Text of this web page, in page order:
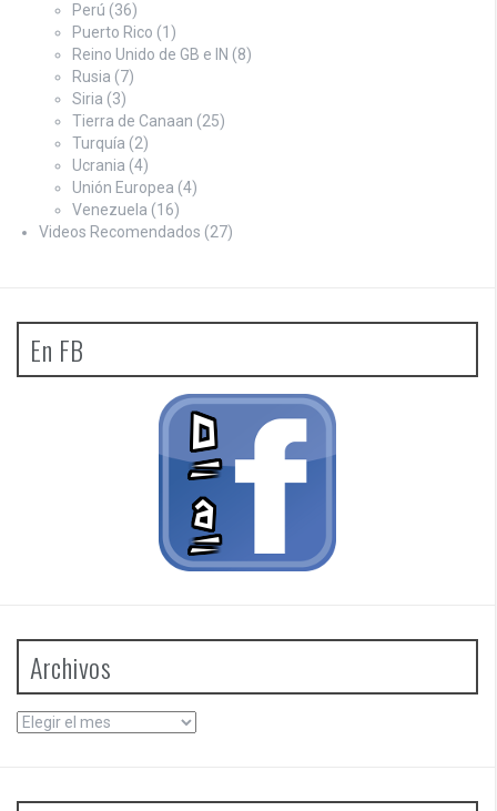
Perú (36)
Puerto Rico (1)
Reino Unido de GB e IN (8)
Rusia (7)
Siria (3)
Tierra de Canaan (25)
Turquía (2)
Ucrania (4)
Unión Europea (4)
Venezuela (16)
Videos Recomendados (27)
En FB
Archivos
Archivos